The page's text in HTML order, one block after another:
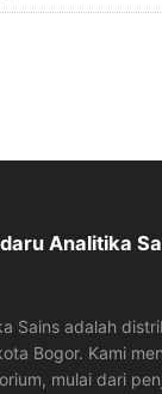
Analitika
Sains adalah
Bogor. Kami
mulai dari